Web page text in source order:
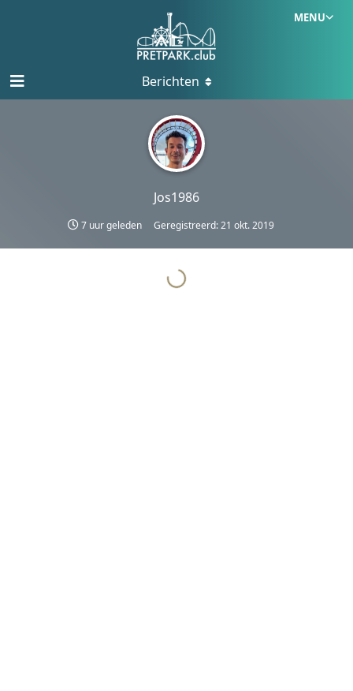
MENU
Jos1986
7 uur geleden Geregistreerd:21 okt. 2019
Berichten